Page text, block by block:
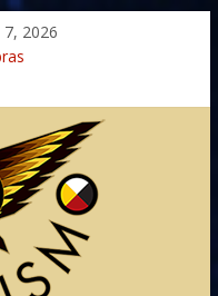
2026
do Espírito Ancestral
– Crescimento